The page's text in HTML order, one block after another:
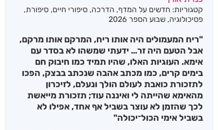
דירוגים של
לקוחות
קטגוריות: חדשים על המדף, הדרכה, סיפורי חיים, סיפורת,
פסיכולוגיה, שבוע הספר 2026
"ריח המעמולים היה אותו ריח, המרקם אותו מרקם,
אבל הטעם היה זר… ידעתי שמשהו לא בסדר עם
אימא. העוגיות האלו, שהיו תמיד כמו חיבוק חם
בימים קרים, כמו מכתב אהבה שנכתב בבצק, הפכו
לתזכורת כואבת לעולם הולך ונעלם, לזיכרון
מהאימא שהייתה לי ואיננה עוד; תזכורת מייאשת
לכך שהזמן לא עוצר בשביל אף אחד, אפילו לא
בשביל אימי הכול־יכולה"